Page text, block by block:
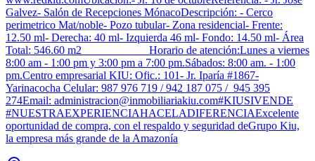
Galvez- Salón de Recepciones MónacoDescripción: - Cerco
perimetrico Mat/noble- Pozo tubular- Zona residencial- Frente:
12.50 ml- Derecha: 40 ml- Izquierda 46 ml- Fondo: 14.50 ml- Área
Total: 546.60 m2 Horario de atención:Lunes a viernes
8:00 am - 1:00 pm y 3:00 pm a 7:00 pm.Sábados: 8:00 am. - 1:00
pm.Centro empresarial KIU: Ofic.: 101- Jr. Iparía #1867-
Yarinacocha Celular: 987 976 719 / 942 187 075 / 945 395
274Email: administracion@inmobiliariakiu.com#KIUSIVENDE
#NUESTRAEXPERIENCIAHACELADIFERENCIAExcelente
oportunidad de compra, con el respaldo y seguridad deGrupo Kiu,
la empresa más grande de la Amazonía